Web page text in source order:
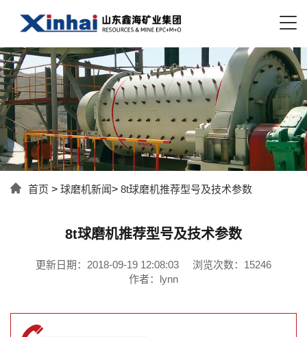
首页 > 球磨机新闻> 8t球磨机推荐型号及技术参数
8t球磨机推荐型号及技术参数
更新日期：2018-09-19 12:08:03
浏览次数：15246
作者：lynn